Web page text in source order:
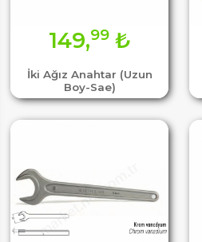
İki Ağız Anahtar (Uzun
Boy-Sae)
149,99₺